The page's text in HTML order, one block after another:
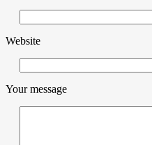
Website
Your message